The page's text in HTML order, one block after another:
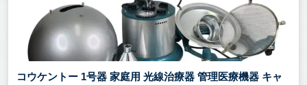
コウケントー 1号器 家庭用 光線治療器 管理医療機器 キャ